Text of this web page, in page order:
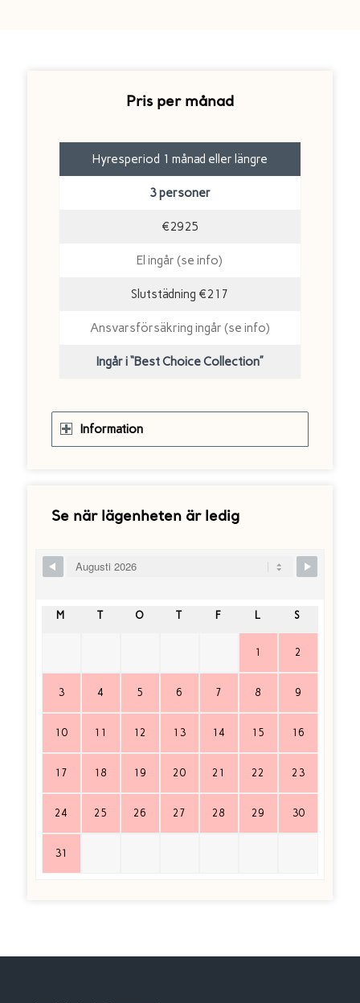
Pris per månad
Hyresperiod 1 månad eller längre
3 personer
€2925
El ingår (se info)
Slutstädning €217
Ansvarsförsäkring ingår (se info)
Ingår i “Best Choice Collection”
Information
Se när lägenheten är ledig
Skip Booking Form
M T O T F L S
1 2
3 4 5 6 7 8 9
10 11 12 13 14 15 16
17 18 19 20 21 22 23
24 25 26 27 28 29 30
31